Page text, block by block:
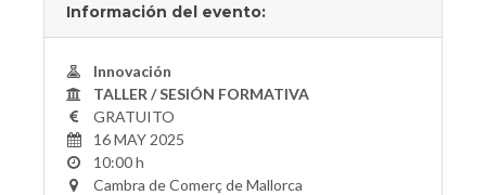
Información del evento:
Innovación
TALLER / SESIÓN FORMATIVA
GRATUITO
16 MAY 2025
10:00 h
Cambra de Comerç de Mallorca